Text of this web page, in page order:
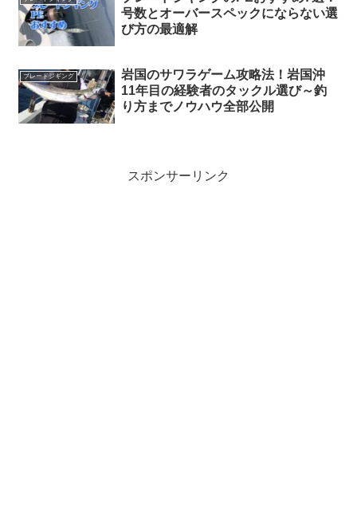
号数とオーバースペックにならない選
び方の最適解
ブレードジギング
岩国のサワラゲーム攻略法！岩国沖
11年目の経験者のタックル選び～釣
り方までノウハウ全部公開
スポンサーリンク